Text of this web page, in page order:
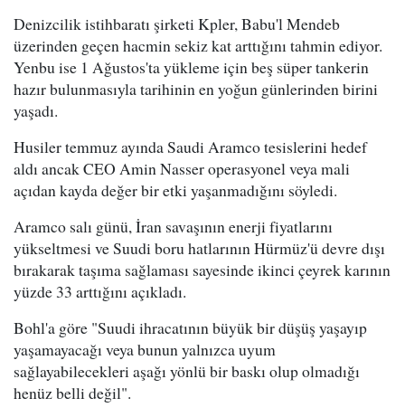
Denizcilik istihbaratı şirketi Kpler, Babu'l Mendeb
üzerinden geçen hacmin sekiz kat arttığını tahmin ediyor.
Yenbu ise 1 Ağustos'ta yükleme için beş süper tankerin
hazır bulunmasıyla tarihinin en yoğun günlerinden birini
yaşadı.
Husiler temmuz ayında Saudi Aramco tesislerini hedef
aldı ancak CEO Amin Nasser operasyonel veya mali
açıdan kayda değer bir etki yaşanmadığını söyledi.
Aramco salı günü, İran savaşının enerji fiyatlarını
yükseltmesi ve Suudi boru hatlarının Hürmüz'ü devre dışı
bırakarak taşıma sağlaması sayesinde ikinci çeyrek karının
yüzde 33 arttığını açıkladı.
Bohl'a göre "Suudi ihracatının büyük bir düşüş yaşayıp
yaşamayacağı veya bunun yalnızca uyum
sağlayabilecekleri aşağı yönlü bir baskı olup olmadığı
henüz belli değil".